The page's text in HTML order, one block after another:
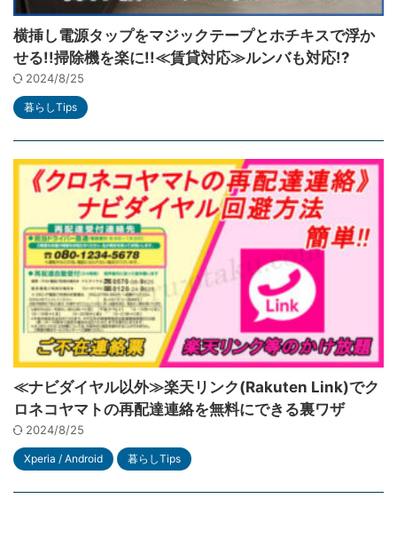
横挿し電源タップをマジックテープとホチキスで浮か
せる!!掃除機を楽に!!≪賃貸対応≫ルンバも対応!?
2024/8/25
暮らしTips
≪ナビダイヤル以外≫楽天リンク(Rakuten Link)でク
ロネコヤマトの再配達連絡を無料にできる裏ワザ
2024/8/25
Xperia / Android 暮らしTips